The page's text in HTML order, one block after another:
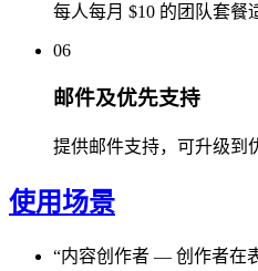
每人每月 $10 的团队套餐
06
邮件及优先支持
提供邮件支持，可升级到
使用场景
“内容创作者 — 创作者在